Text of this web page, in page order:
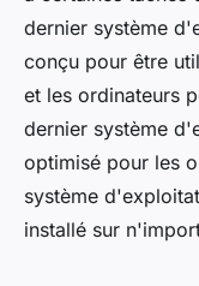
dernier système
conçu pour être
et les ordinateurs
dernier système
optimisé pour les
système
installé sur